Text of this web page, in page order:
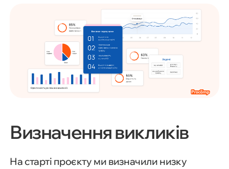
Визначення викликів
На старті проєкту ми визначили низку